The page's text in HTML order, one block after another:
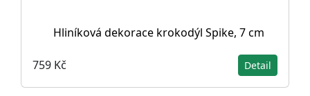
Hliníková dekorace krokodýl Spike, 7 cm
759 Kč Detail